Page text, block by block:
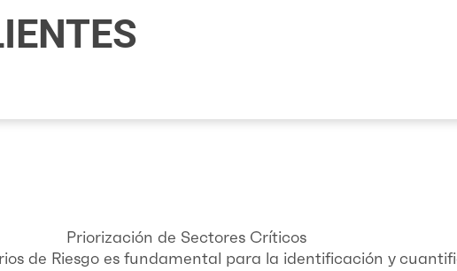
Priorización de Sectores Críticos
de Riesgo es fundamental para la identificación y